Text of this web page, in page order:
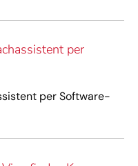
per Software-